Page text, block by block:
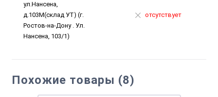
ул.Нансена,
д.103М(склад УТ) (г.
Ростов-на-Дону . Ул.
Нансена, 103/1)
отсутствует
Похожие товары (8)